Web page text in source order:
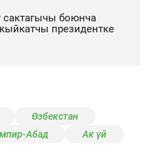
сактагычы боюнча
президентке
Өзбекстан
Абад Ак үй